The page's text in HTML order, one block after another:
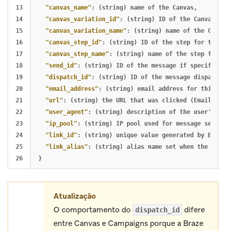
13
14
15
16
17
18
19
20
21
22
23
24
25
"canvas_name" : (string) name of the Canvas,
"canvas_variation_id" : (string) ID of the Canvas
"canvas_variation_name" : (string) name of the
"canvas_step_id" : (string) ID of the step for this
"canvas_step_name" : (string) name of the step for
"send_id" : (string) ID of the message if specified
"dispatch_id" : (string) ID of the message dispatch
"email_address" : (string) email address for this
"url" : (string) the URL that was clicked (Email
"user_agent" : (string) description of the user's
"ip_pool" : (string) IP pool used for message
"link_id" : (string) unique value generated by Braze
"link_alias" : (string) alias name set when the
}
Atualização
O comportamento do dispatch_id
difere
entre Canvas e Campaigns porque a Braze